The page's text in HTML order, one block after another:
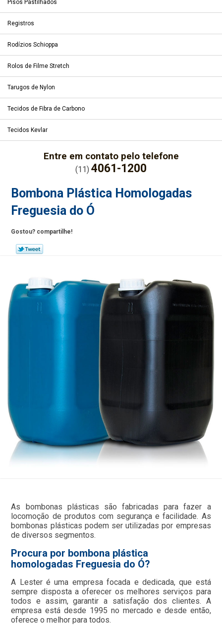
Pisos Pastilhados
Registros
Rodízios Schioppa
Rolos de Filme Stretch
Tarugos de Nylon
Tecidos de Fibra de Carbono
Tecidos Kevlar
Entre em contato pelo telefone
(11) 4061-1200
Bombona Plástica Homologadas
Freguesia do Ó
Gostou? compartilhe!
As bombonas plásticas são fabricadas para fazer a
locomoção de produtos com segurança e facilidade. As
bombonas plásticas podem ser utilizadas por empresas
de diversos segmentos.
Procura por bombona plástica
homologadas Freguesia do Ó?
A Lester é uma empresa focada e dedicada, que está
sempre disposta a oferecer os melhores serviços para
todos e assim, garantir a satisfação dos clientes. A
empresa está desde 1995 no mercado e desde então,
oferece o melhor para todos.